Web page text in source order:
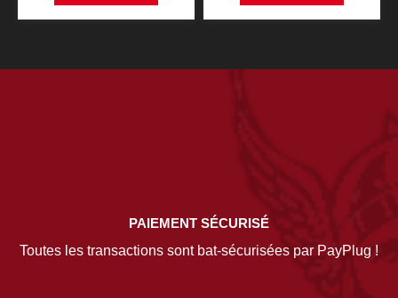
PAIEMENT SÉCURISÉ
Toutes les transactions sont bat-sécurisées par PayPlug !